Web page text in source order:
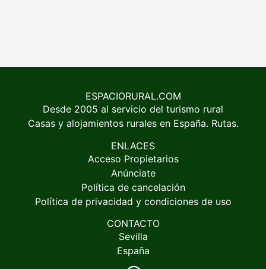
ESPACIORURAL.COM
Desde 2005 al servicio del turismo rural
Casas y alojamientos rurales en España. Rutas.
ENLACES
Acceso Propietarios
Anúnciate
Política de cancelación
Política de privacidad y condiciones de uso
CONTACTO
Sevilla
España